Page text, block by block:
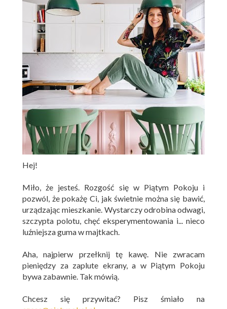
Hej!
Miło, że jesteś. Rozgość się w Piątym Pokoju i
pozwól, że pokażę Ci, jak świetnie można się bawić,
urządzając mieszkanie. Wystarczy odrobina odwagi,
szczypta polotu, chęć eksperymentowania i... nieco
luźniejsza guma w majtkach.
Aha, najpierw przełknij tę kawę. Nie zwracam
pieniędzy za zaplute ekrany, a w Piątym Pokoju
bywa zabawnie. Tak mówią.
Chcesz się przywitać? Pisz śmiało na